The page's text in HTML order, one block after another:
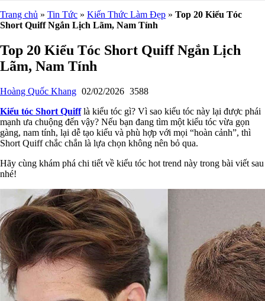
Trang chủ » Tin Tức » Kiến Thức Làm Đẹp » Top 20 Kiểu Tóc
Short Quiff Ngắn Lịch Lãm, Nam Tính
Top 20 Kiểu Tóc Short Quiff Ngắn Lịch
Lãm, Nam Tính
Hoàng Quốc Khang 02/02/2026 3588
Kiểu tóc Short Quifflà kiểu tóc gì? Vì sao kiểu tóc này lại được phái
mạnh ưa chuộng đến vậy? Nếu bạn đang tìm một kiểu tóc vừa gọn
gàng, nam tính, lại dễ tạo kiểu và phù hợp với mọi “hoàn cảnh”, thì
Short Quiff chắc chắn là lựa chọn không nên bỏ qua.
Hãy cùng khám phá chi tiết về kiểu tóc hot trend này trong bài viết sau
nhé!